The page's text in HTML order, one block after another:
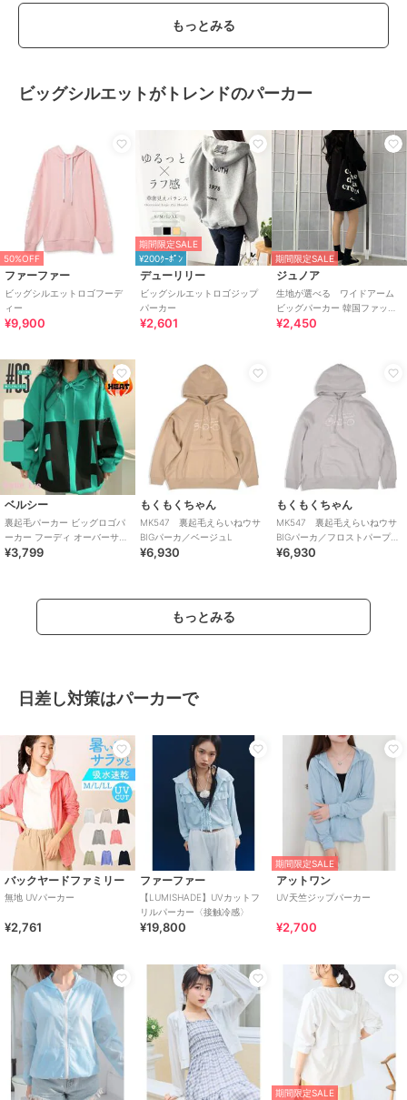
もっとみる
ビッグシルエットがトレンドのパーカー
50%OFF
ファーファー
ビッグシルエットロゴフーデ
ィー
¥9,900
期間限定SALE
¥200ｸｰﾎﾟﾝ
デューリリー
ビッグシルエットロゴジップ
パーカー
¥2,601
期間限定SALE
ジュノア
生地が選べる ワイドアーム
ビッグパーカー 韓国ファッシ
ョン 春 夏 秋 冬 パーカー
¥2,450
ベルシー
裏起毛パーカー ビッグロゴパ
ーカー フーディ オーバーサイ
ズ ストリート 韓国 レディース
¥3,799
もくもくちゃん
MK547 裏起毛えらいねウサ
BIGパーカ／ベージュL
¥6,930
もくもくちゃん
MK547 裏起毛えらいねウサ
BIGパーカ／フロストパープル
XL
¥6,930
もっとみる
日差し対策はパーカーで
バックヤードファミリー
無地 UVパーカー
¥2,761
ファーファー
【LUMISHADE】UVカットフ
リルパーカー〈接触冷感〉
¥19,800
期間限定SALE
アットワン
UV天竺ジップパーカー
¥2,700
期間限定SALE